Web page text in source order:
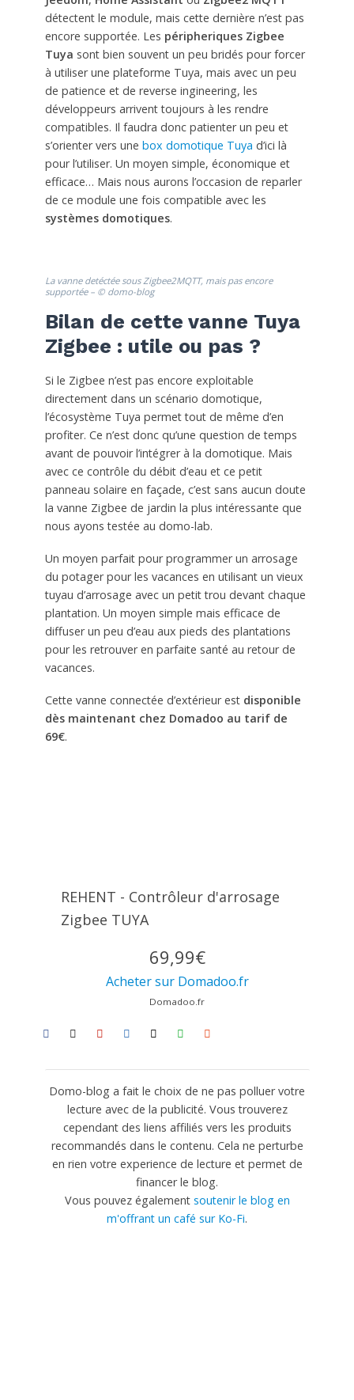
détectent le module, mais cette dernière n’est pas
encore supportée. Les péripheriques Zigbee
Tuya sont bien souvent un peu bridés pour forcer
à utiliser une plateforme Tuya, mais avec un peu
de patience et de reverse ingineering, les
développeurs arrivent toujours à les rendre
compatibles. Il faudra donc patienter un peu et
s’orienter vers une box domotique Tuya d’ici là
pour l’utiliser. Un moyen simple, économique et
efficace… Mais nous aurons l’occasion de reparler
de ce module une fois compatible avec les
systèmes domotiques.
La vanne detéctée sous Zigbee2MQTT, mais pas encore
supportée – © domo-blog
Bilan de cette vanne Tuya
Zigbee : utile ou pas ?
Si le Zigbee n’est pas encore exploitable
directement dans un scénario domotique,
l’écosystème Tuya permet tout de même d’en
profiter. Ce n’est donc qu’une question de temps
avant de pouvoir l’intégrer à la domotique. Mais
avec ce contrôle du débit d’eau et ce petit
panneau solaire en façade, c’est sans aucun doute
la vanne Zigbee de jardin la plus intéressante que
nous ayons testée au domo-lab.
Un moyen parfait pour programmer un arrosage
du potager pour les vacances en utilisant un vieux
tuyau d’arrosage avec un petit trou devant chaque
plantation. Un moyen simple mais efficace de
diffuser un peu d’eau aux pieds des plantations
pour les retrouver en parfaite santé au retour de
vacances.
Cette vanne connectée d’extérieur est disponible
dès maintenant chez Domadoo au tarif de
69€.
REHENT - Contrôleur d'arrosage
Zigbee TUYA
69,99€
Acheter sur Domadoo.fr
Domadoo.fr
Domo-blog a fait le choix de ne pas polluer votre
lecture avec de la publicité. Vous trouverez
cependant des liens affiliés vers les produits
recommandés dans le contenu. Cela ne perturbe
en rien votre experience de lecture et permet de
financer le blog.
Vous pouvez également soutenir le blog en
m'offrant un café sur Ko-Fi.